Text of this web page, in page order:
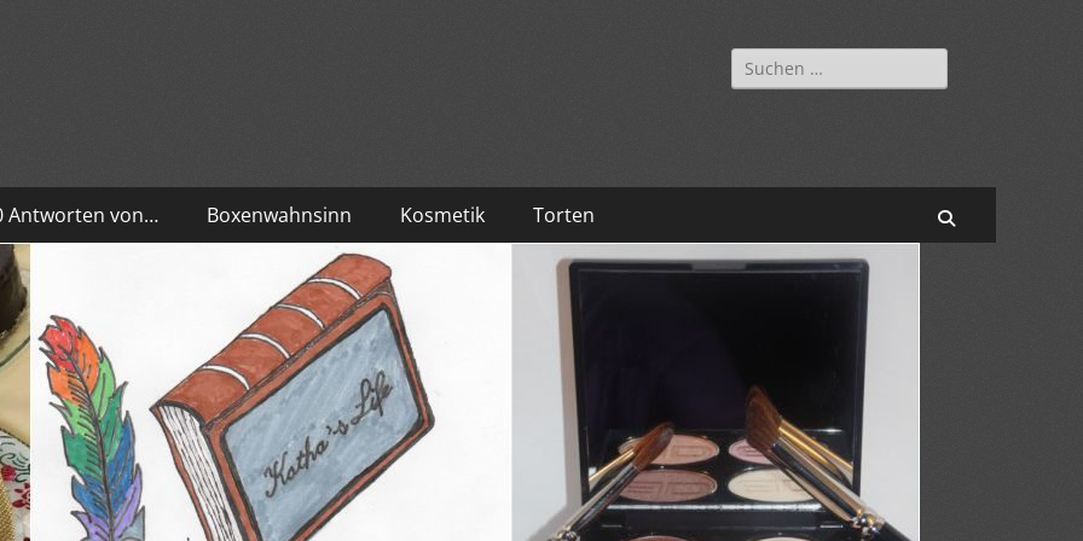
Suchen
nach:
Antworten von… Boxenwahnsinn Kosmetik Torten